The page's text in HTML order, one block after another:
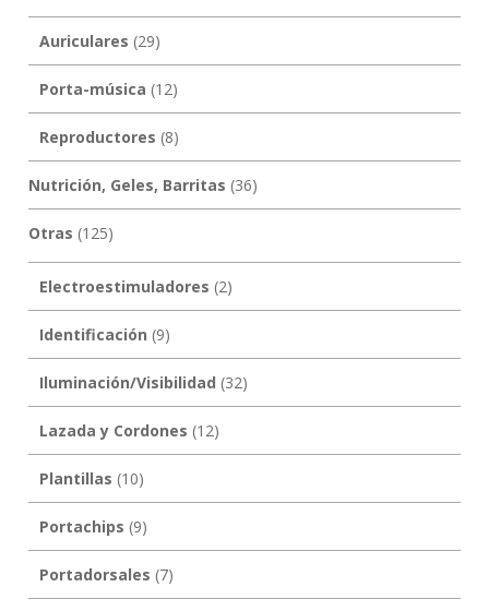
Auriculares (29)
Porta-música (12)
Reproductores (8)
Nutrición, Geles, Barritas (36)
Otras (125)
Electroestimuladores (2)
Identificación (9)
Iluminación/Visibilidad (32)
Lazada y Cordones (12)
Plantillas (10)
Portachips (9)
Portadorsales (7)